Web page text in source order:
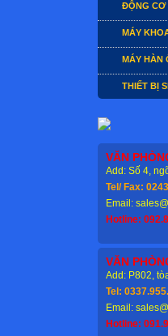
ĐỘNG CƠ
MÁY
MÁY HÀN
THIẾT BỊ
VĂN
Add: Số 4,
Tel/ Fax:
Email:
Hotline:
VĂN
Add: P802,
Tel:
Email:
Hotline: